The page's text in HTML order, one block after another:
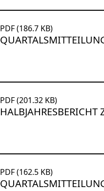
PDF (186.7 KB)
PDF (201.32 KB)
PDF (162.5 KB)